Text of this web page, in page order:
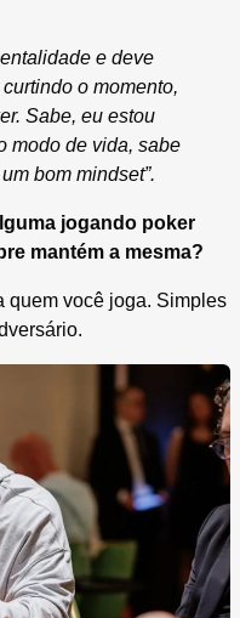
e deve
o momento,
Sabe, eu estou
modo de vida, sabe
bom mindset”.
jogando poker
mantém a mesma?
quem você joga. Simples